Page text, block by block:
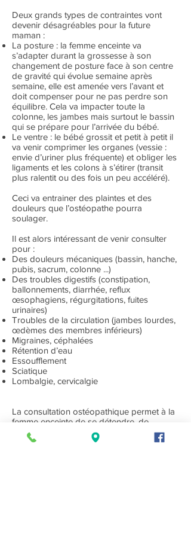
Deux grands types de contraintes vont
devenir désagréables pour la future
maman :
La posture : la femme enceinte va
s’adapter durant la grossesse à son
changement de posture face à son centre
de gravité qui évolue semaine après
semaine, elle est amenée vers l’avant et
doit compenser pour ne pas perdre son
équilibre. Cela va impacter toute la
colonne, les jambes mais surtout le bassin
qui se prépare pour l’arrivée du bébé.
Le ventre : le bébé grossit et petit à petit il
va venir comprimer les organes (vessie :
envie d’uriner plus fréquente) et obliger les
ligaments et les colons à s’étirer (transit
plus ralentit ou des fois un peu accéléré).
Ceci va entrainer des plaintes et des
douleurs que l’ostéopathe pourra
soulager.
Il est alors intéressant de venir consulter
pour :
Des douleurs mécaniques (bassin, hanche,
pubis, sacrum, colonne ...)
Des troubles digestifs (constipation,
ballonnements, diarrhée, reflux
œsophagiens, régurgitations, fuites
urinaires)
Troubles de la circulation (jambes lourdes,
œdèmes des membres inférieurs)
Migraines, céphalées
Rétention d’eau
Essoufflement
Sciatique
Lombalgie, cervicalgie
La consultation ostéopathique permet à la
femme enceinte de se détendre, de
soulager ses tensions, si la mère se sent
mieux, le bébé sera plus à l’aise et